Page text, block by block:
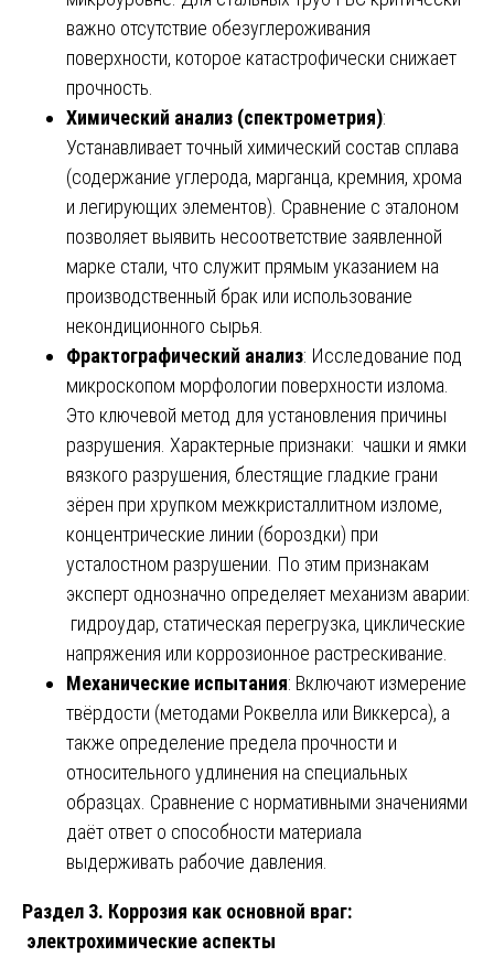
важно отсутствие обезуглероживания
поверхности, которое катастрофически снижает
прочность.
Химический анализ (спектрометрия):
Устанавливает точный химический состав сплава
(содержание углерода, марганца, кремния, хрома
и легирующих элементов). Сравнение с эталоном
позволяет выявить несоответствие заявленной
марке стали, что служит прямым указанием на
производственный брак или использование
некондиционного сырья.
Фрактографический анализ: Исследование под
микроскопом морфологии поверхности излома.
Это ключевой метод для установления причины
разрушения. Характерные признаки: чашки и ямки
вязкого разрушения, блестящие гладкие грани
зёрен при хрупком межкристаллитном изломе,
концентрические линии (бороздки) при
усталостном разрушении. По этим признакам
эксперт однозначно определяет механизм аварии:
гидроудар, статическая перегрузка, циклические
напряжения или коррозионное растрескивание.
Механические испытания: Включают измерение
твёрдости (методами Роквелла или Виккерса), а
также определение предела прочности и
относительного удлинения на специальных
образцах. Сравнение с нормативными значениями
даёт ответ о способности материала
выдерживать рабочие давления.
Раздел 3. Коррозия как основной враг:
электрохимические аспекты